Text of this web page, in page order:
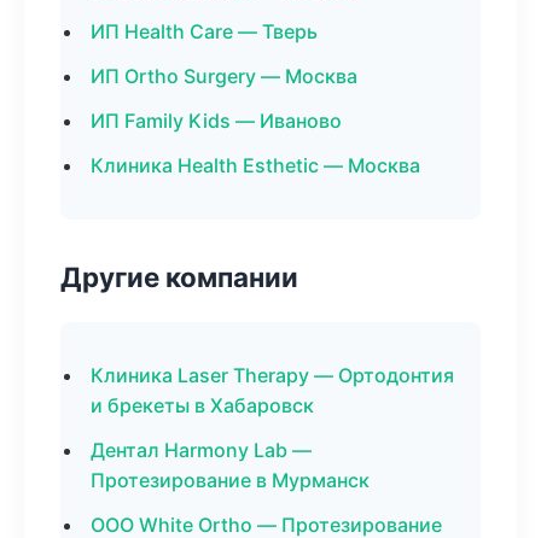
ИП Health Care — Тверь
ИП Ortho Surgery — Москва
ИП Family Kids — Иваново
Клиника Health Esthetic — Москва
Другие компании
Клиника Laser Therapy — Ортодонтия
и брекеты в Хабаровск
Дентал Harmony Lab —
Протезирование в Мурманск
ООО White Ortho — Протезирование